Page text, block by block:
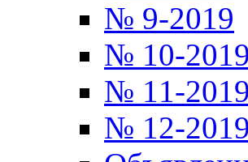
№ 9-2019
№ 10-2019
№ 11-2019
№ 12-2019